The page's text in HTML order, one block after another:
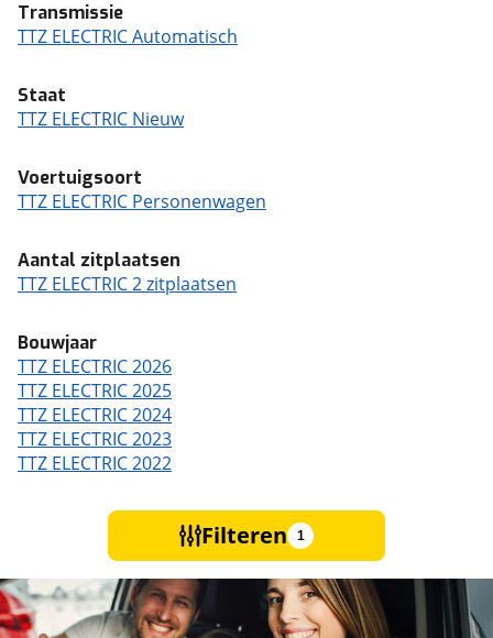
Transmissie
TTZ ELECTRIC Automatisch
Staat
TTZ ELECTRIC Nieuw
Voertuigsoort
TTZ ELECTRIC Personenwagen
Aantal zitplaatsen
TTZ ELECTRIC 2 zitplaatsen
Bouwjaar
TTZ ELECTRIC 2026
TTZ ELECTRIC 2025
TTZ ELECTRIC 2024
TTZ ELECTRIC 2023
TTZ ELECTRIC 2022
Filteren 1